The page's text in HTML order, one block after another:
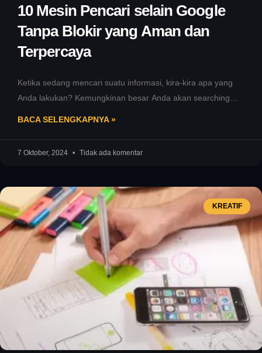
10 Mesin Pencari selain Google
Tanpa Blokir yang Aman dan
Terpercaya
Ketika sedang mencari suatu informasi, kira-kira apa yang
Anda lakukan? Kemungkinan besar Anda akan searching
BACA SELENGKAPNYA »
7 Oktober, 2024 Tidak ada komentar
KREATIF